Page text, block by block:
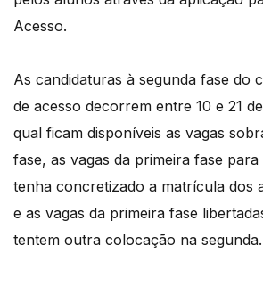
Acesso.
As candidaturas à segunda fase do
de acesso decorrem entre 10 e 21
qual ficam disponíveis as vagas
fase, as vagas da primeira fase para
tenha concretizado a matrícula dos
e as vagas da primeira fase
tentem outra colocação na segunda.